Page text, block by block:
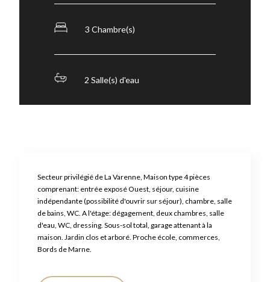
3 Chambre(s)
2 Salle(s) d'eau
Secteur privilégié de La Varenne, Maison type 4 pièces
comprenant: entrée exposé Ouest, séjour, cuisine
indépendante (possibilité d'ouvrir sur séjour), chambre, salle
de bains, WC. A l'étage: dégagement, deux chambres, salle
d'eau, WC, dressing. Sous-sol total, garage attenant à la
maison. Jardin clos et arboré. Proche école, commerces,
Bords de Marne.